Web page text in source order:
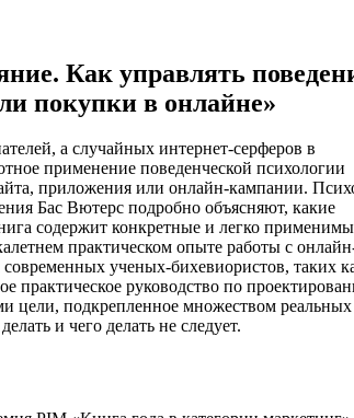
Как управлять
покупки в онлайне»
а случайных интернет-серферов в
применение поведенческой психологии
приложения или онлайн-кампании.
Бас Вютерс подробно объясняют, какие
содержит конкретные и легко
практическом опыте работы с
ученых-бихевиористов, таких
практическое руководство по
цели, подкрепленное множеством реальных
и чего делать не следует.